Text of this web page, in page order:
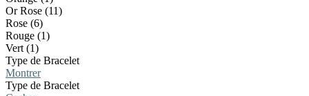
Or Rose (11)
Rose (6)
Rouge (1)
Vert (1)
Type de Bracelet
Montrer
Type de Bracelet